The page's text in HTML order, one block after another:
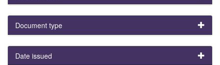
Document type
Date issued